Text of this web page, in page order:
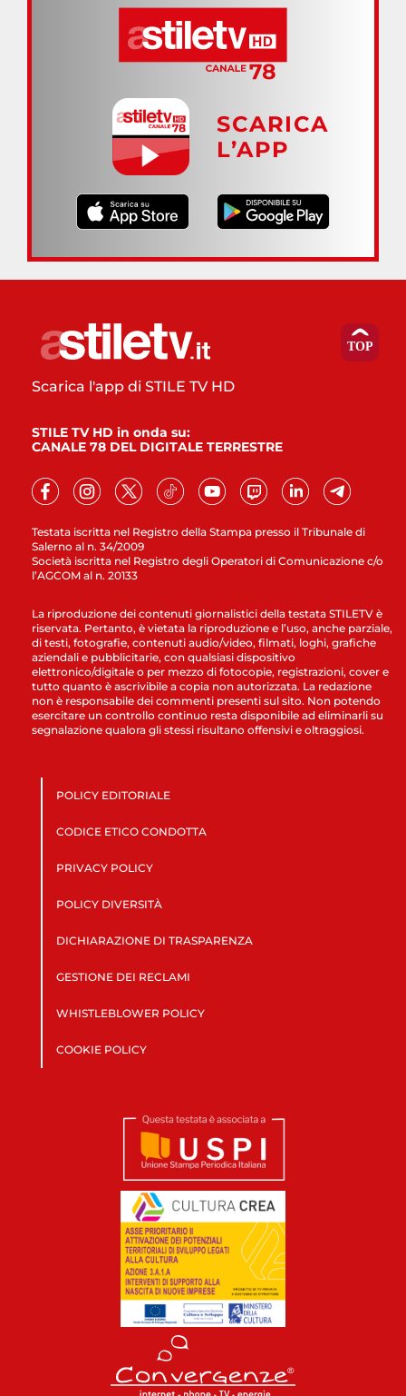
SCARICA
L’APP
Testata iscritta nel Registro della Stampa presso il Tribunale di
Salerno al n. 34/2009
Società iscritta nel Registro degli Operatori di Comunicazione c/o
l’AGCOM al n. 20133
Scarica l'app di STILE TV HD
STILE TV HD in onda su:
CANALE 78 DEL DIGITALE TERRESTRE
La riproduzione dei contenuti giornalistici della testata STILETV è
riservata. Pertanto, è vietata la riproduzione e l’uso, anche parziale,
di testi, fotografie, contenuti audio/video, filmati, loghi, grafiche
aziendali e pubblicitarie, con qualsiasi dispositivo
elettronico/digitale o per mezzo di fotocopie, registrazioni, cover e
tutto quanto è ascrivibile a copia non autorizzata. La redazione
non è responsabile dei commenti presenti sul sito. Non potendo
esercitare un controllo continuo resta disponibile ad eliminarli su
segnalazione qualora gli stessi risultano offensivi e oltraggiosi.
POLICY EDITORIALE
CODICE ETICO CONDOTTA
PRIVACY POLICY
POLICY DIVERSITÀ
DICHIARAZIONE DI TRASPARENZA
GESTIONE DEI RECLAMI
WHISTLEBLOWER POLICY
COOKIE POLICY